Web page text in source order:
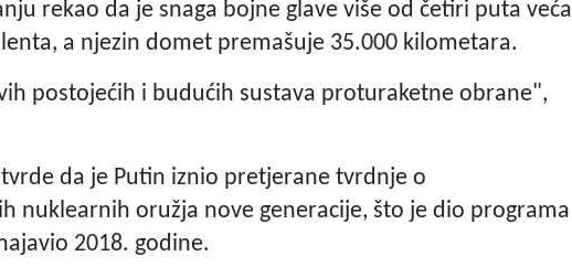
rekao da je snaga bojne glave više od četiri puta veća
a njezin domet premašuje 35.000 kilometara.
postojećih i budućih sustava proturaketne obrane",
da je Putin iznio pretjerane tvrdnje o
nuklearnih oružja nove generacije, što je dio programa
2018. godine.